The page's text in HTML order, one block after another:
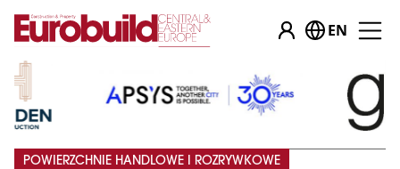
EN
POWIERZCHNIE HANDLOWE I ROZRYWKOWE